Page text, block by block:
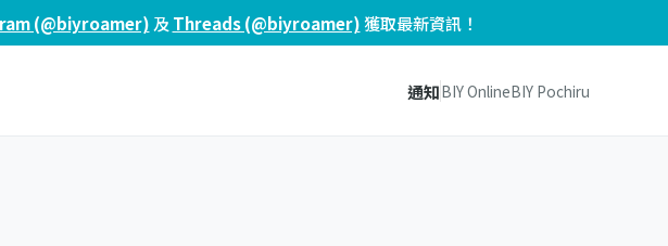
(@biyroamer) 及 Threads (@biyroamer)獲取最新資訊！
通知BIY OnlineBIY Pochiru